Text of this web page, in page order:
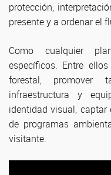
protección,
presente y a ordenar el
Como cualquier
específicos. Entre
forestal, promover
infraestructura y
identidad visual,
de programas
visitante.